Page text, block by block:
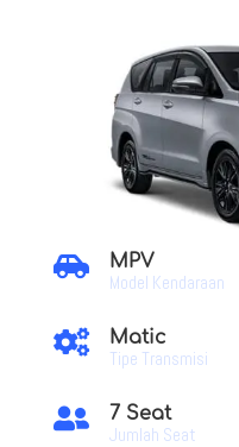
 MPV
Model Kendaraan
 Matic
Tipe Transmisi
 7 Seat
Jumlah Seat